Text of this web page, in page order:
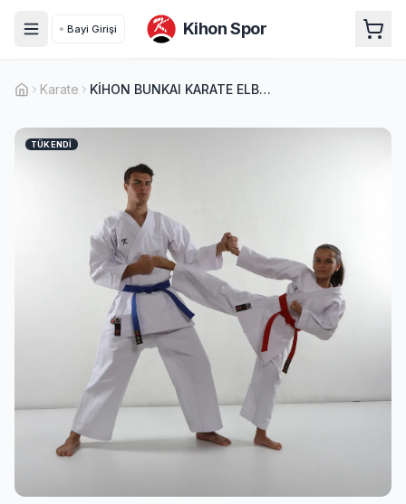
Bayi Girişi Kihon Spor
Karate KİHON BUNKAI KARATE ELBİSE
TÜKENDI